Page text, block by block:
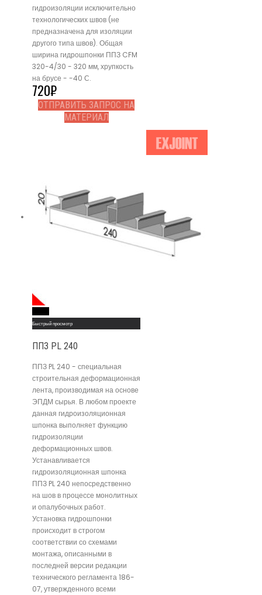
гидроизоляции исключительно
технологических швов (не
предназначена для изоляции
другого типа швов). Общая
ширина гидрошпонки ППЗ CFM
320-4/30 - 320 мм, хрупкость
на брусе - -40 С.
720₽
ОТПРАВИТЬ ЗАПРОС НА
МАТЕРИАЛ
Быстрый просмотр
ППЗ PL 240
ППЗ PL 240 - специальная
строительная деформационная
лента, производимая на основе
ЭПДМ сырья. В любом проекте
данная гидроизоляционная
шпонка выполняет функцию
гидроизоляции
деформационных швов.
Устанавливается
гидроизоляционная шпонка
ППЗ PL 240 непосредственно
на шов в процессе монолитных
и опалубочных работ.
Установка гидрошпонки
происходит в строгом
соответствии со схемами
монтажа, описанными в
последней версии редакции
технического регламента 186-
07, утвержденного всеми